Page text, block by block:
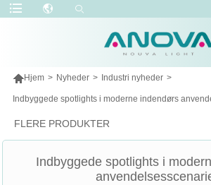
Hjem > Nyheder > Industri nyheder >
Indbyggede spotlights i moderne indendørs
FLERE PRODUKTER
Indbyggede spotlights i